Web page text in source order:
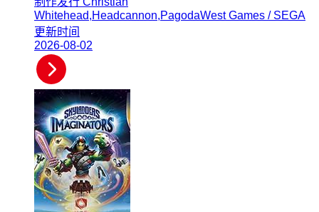
Whitehead,Headcannon,PagodaWest Games / SEGA
更新时间
2026-08-02